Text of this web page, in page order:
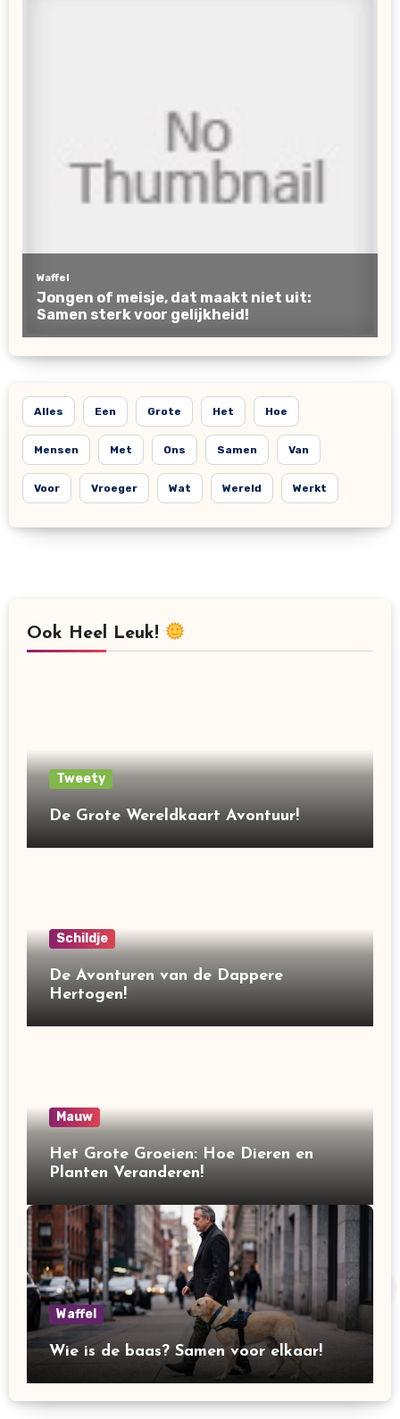
Alles Een Grote Het Hoe
Mensen Met Ons Samen Van
Voor Vroeger Wat Wereld Werkt
Ook Heel Leuk!
Tweety
De Grote Wereldkaart Avontuur!
Schildje
De Avonturen van de Dappere
Hertogen!
Mauw
Het Grote Groeien: Hoe Dieren en
Planten Veranderen!
Waffel
Wie is de baas? Samen voor elkaar!